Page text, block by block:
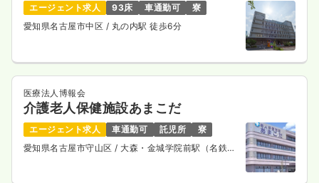
エージェント求人 93床 車通勤可
寮
愛知県名古屋市中区 / 丸の内駅 徒歩6分
医療法人博報会
介護老人保健施設あまこだ
エージェント求人 車通勤可 託児所
寮
愛知県名古屋市守山区/ 大森・金城学院前駅（名鉄瀬